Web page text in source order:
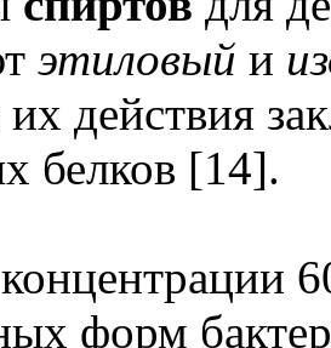
этиловый и
действия
белков [14].
форм